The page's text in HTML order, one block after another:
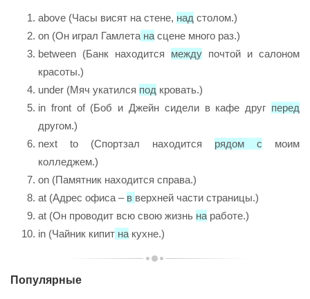
above (Часы висят на стене, над столом.)
on (Он играл Гамлета на сцене много раз.)
between (Банк находится между почтой и салоном
красоты.)
under (Мяч укатился под кровать.)
in front of (Боб и Джейн сидели в кафе друг перед
другом.)
next to (Спортзал находится рядом с моим
колледжем.)
on (Памятник находится справа.)
at (Адрес офиса – в верхней части страницы.)
at (Он проводит всю свою жизнь на работе.)
in (Чайник кипит на кухне.)
Популярные